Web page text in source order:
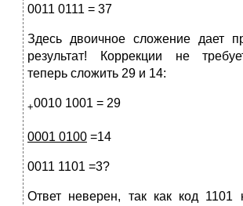
0011 0111 = 37
Здесь двоичное сложение дает
результат! Коррекции не
теперь сложить 29 и 14:
+0010 1001 = 29
0001 0100 =14
0011 1101 =3?
Ответ неверен, так как код 1101